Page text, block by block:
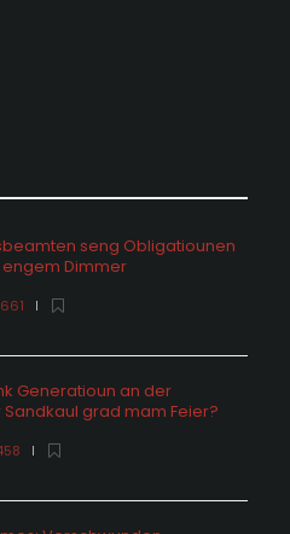
seng Obligatiounen
engem Dimmer
661
Generatioun an der
grad mam Feier?